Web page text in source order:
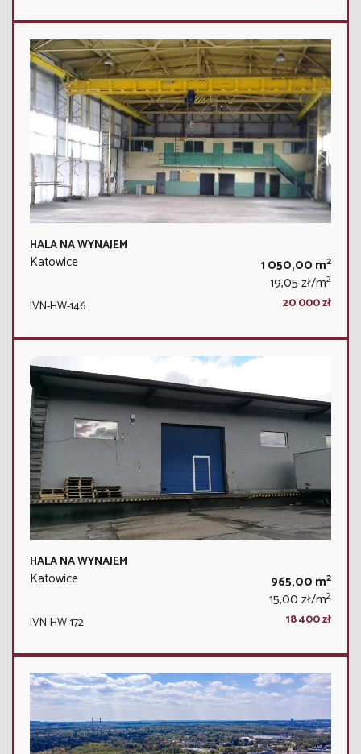
HALA NA WYNAJEM
Katowice 1 050,00 m2
19,05 zł/m2
IVN-HW-146 20 000 zł
HALA NA WYNAJEM
Katowice 965,00 m2
15,00 zł/m2
IVN-HW-172 18 400 zł